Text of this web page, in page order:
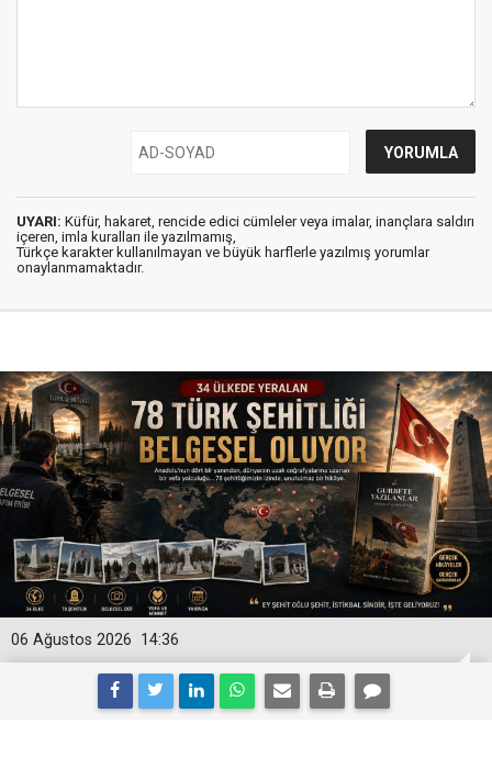
UYARI: Küfür, hakaret, rencide edici cümleler veya imalar, inançlara saldırı
içeren, imla kuralları ile yazılmamış,
Türkçe karakter kullanılmayan ve büyük harflerle yazılmış yorumlar
onaylanmamaktadır.
14:36
06 Ağustos 2026